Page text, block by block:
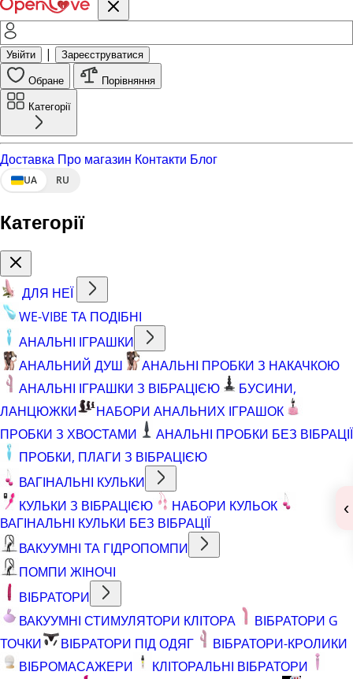
Увійти | Зареєструватися
Обране Порівняння
Категорії
Доставка Про магазин Контакти Блог
UA RU
Категорії
ДЛЯ НЕЇ
WE-VIBE ТА ПОДІБНІ
АНАЛЬНІ ІГРАШКИ
АНАЛЬНИЙ ДУШ
АНАЛЬНІ ПРОБКИ З НАКАЧКОЮ
АНАЛЬНІ ІГРАШКИ З ВІБРАЦІЄЮ
БУСИНИ,
ЛАНЦЮЖКИ
НАБОРИ АНАЛЬНИХ ІГРАШОК
ПРОБКИ З ХВОСТАМИ
АНАЛЬНІ ПРОБКИ БЕЗ ВІБРАЦІЇ
ПРОБКИ, ПЛАГИ З ВІБРАЦІЄЮ
ВАГІНАЛЬНІ КУЛЬКИ
КУЛЬКИ З ВІБРАЦІЄЮ
НАБОРИ КУЛЬОК
ВАГІНАЛЬНІ КУЛЬКИ БЕЗ ВІБРАЦІЇ
ВАКУУМНІ ТА ГІДРОПОМПИ
ПОМПИ ЖІНОЧІ
ВІБРАТОРИ
ВАКУУМНІ СТИМУЛЯТОРИ КЛІТОРА
ВІБРАТОРИ G
ТОЧКИ
ВІБРАТОРИ ПІД ОДЯГ
ВІБРАТОРИ-КРОЛИКИ
ВІБРОМАСАЖЕРИ
КЛІТОРАЛЬНІ ВІБРАТОРИ
‹